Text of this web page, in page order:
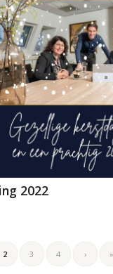
2022
2 3 4 › »